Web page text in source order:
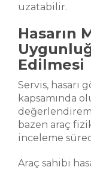
uzatabilir.
Hasarın
Edilmesi
Servis, hasarı
kapsamında
bazen araç
inceleme
Araç sahibi